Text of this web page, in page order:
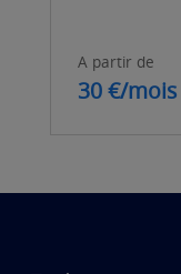
A partir de
30 €/mois